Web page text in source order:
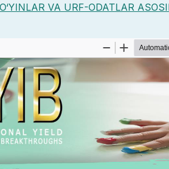
VA URF-ODATLAR